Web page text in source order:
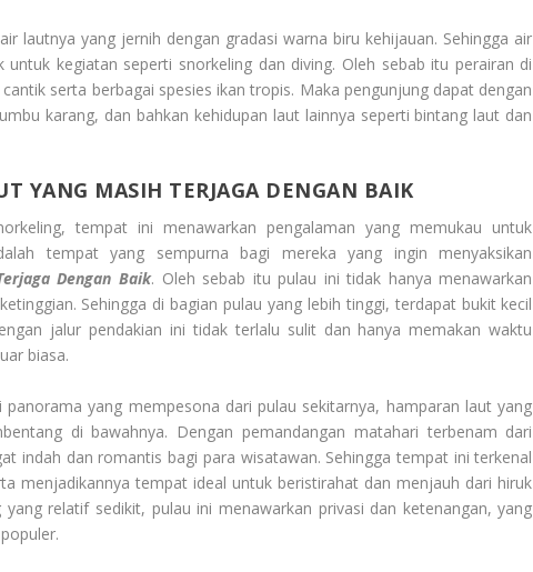
lautnya yang jernih dengan gradasi warna biru kehijauan. Sehingga air
kegiatan seperti snorkeling dan diving. Oleh sebab itu perairan di
serta berbagai spesies ikan tropis. Maka pengunjung dapat dengan
karang, dan bahkan kehidupan laut lainnya seperti bintang laut dan
YANG MASIH TERJAGA DENGAN BAIK
tempat ini menawarkan pengalaman yang memukau untuk
tempat yang sempurna bagi mereka yang ingin menyaksikan
Dengan Baik. Oleh sebab itu pulau ini tidak hanya menawarkan
Sehingga di bagian pulau yang lebih tinggi, terdapat bukit kecil
jalur pendakian ini tidak terlalu sulit dan hanya memakan waktu
biasa.
yang mempesona dari pulau sekitarnya, hamparan laut yang
di bawahnya. Dengan pemandangan matahari terbenam dari
indah dan romantis bagi para wisatawan. Sehingga tempat ini terkenal
menjadikannya tempat ideal untuk beristirahat dan menjauh dari hiruk
relatif sedikit, pulau ini menawarkan privasi dan ketenangan, yang